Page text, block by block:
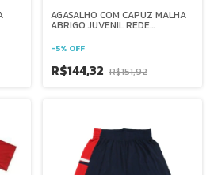
AGASALHO COM CAPUZ MALHA
ABRIGO JUVENIL REDE
-5% OFF
R$144,32 R$151,92